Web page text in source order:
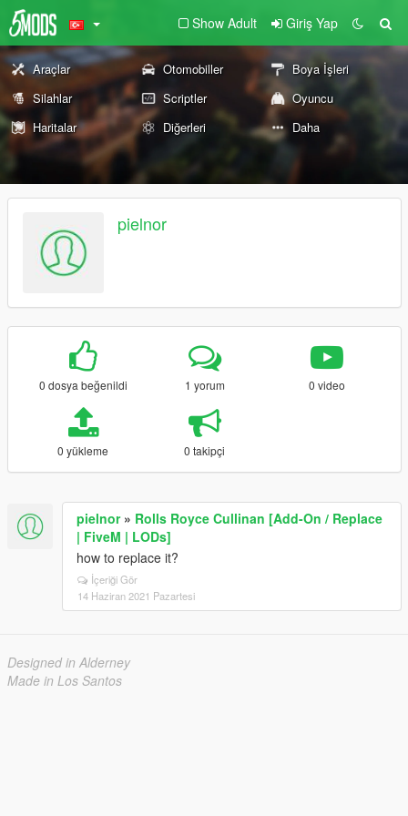
Show Adult Giriş Yap
Araçlar Otomobiller
Boya İşleri
Silahlar
Scriptler
Oyuncu
Haritalar
Diğerleri Daha
pielnor
0 dosya beğenildi 1 yorum 0 video
0 yükleme 0 takipçi
pielnor» Rolls Royce Cullinan [Add-On / Replace
| FiveM | LODs]
how to replace it?
İçeriği Gör
14 Haziran 2021 Pazartesi
Designed in Alderney
Made in Los Santos